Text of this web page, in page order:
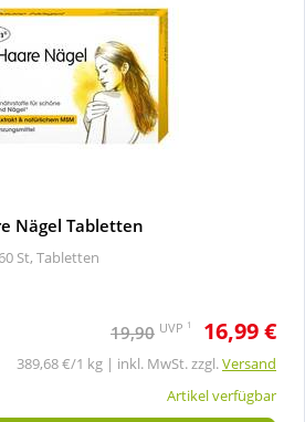
Nägel Tabletten
60 St, Tabletten
19,90 UVP 1 16,99 €
389,68 €/1 kg | inkl. MwSt. zzgl.Versand
Artikel verfügbar